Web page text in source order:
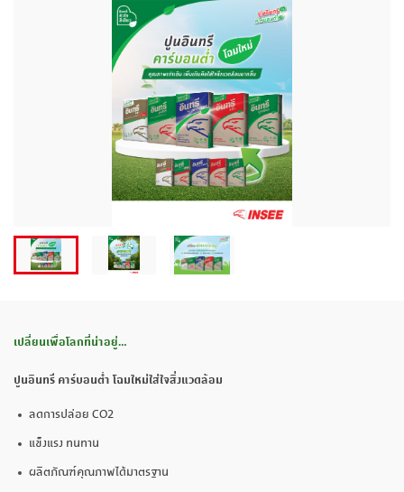
เปลี่ยนเพื่อโลกที่น่าอยู่…
ปูนอินทรี คาร์บอนต่ำ โฉมใหม่ใส่ใจสิ่งแวดล้อม
ลดการปล่อย CO2
แข็งแรง ทนทาน
ผลิตภัณฑ์คุณภาพได้มาตรฐาน